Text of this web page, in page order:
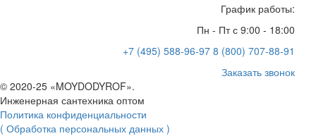
График работы:
Пн - Пт с 9:00 - 18:00
+7 (495) 588-96-97 8 (800) 707-88-91
Заказать звонок
© 2020-25 «MOYDODYROF».
Инженерная сантехника оптом
Политика конфиденциальности
( Обработка персональных данных )